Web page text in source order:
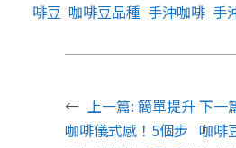
啡豆 咖啡豆品種 手沖咖啡 手
← 上一篇: 簡單提升
咖啡儀式感！5個步
下一
咖啡